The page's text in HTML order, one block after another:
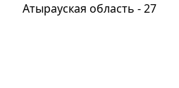
Атырауская область - 27